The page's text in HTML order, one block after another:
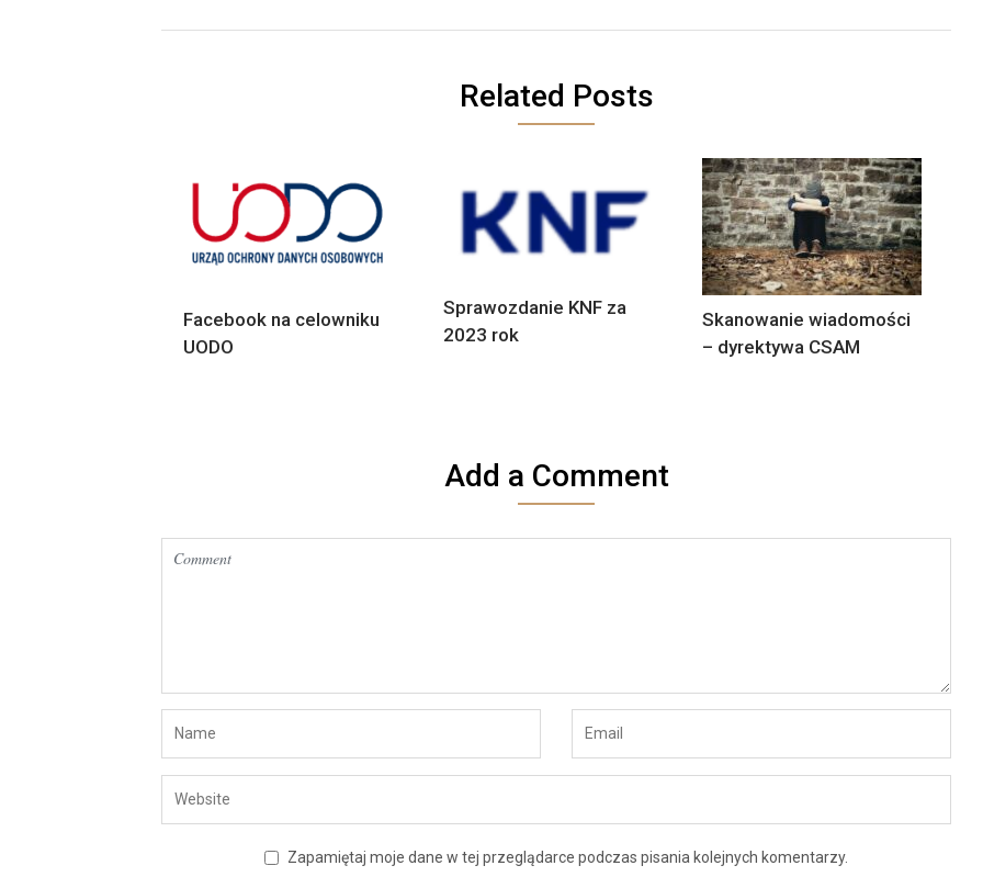
Related Posts
Facebook na celowniku
UODO
Sprawozdanie KNF za
2023 rok
Skanowanie wiadomości
– dyrektywa CSAM
Add a Comment
Zapamiętaj moje dane w tej przeglądarce podczas pisania kolejnych komentarzy.